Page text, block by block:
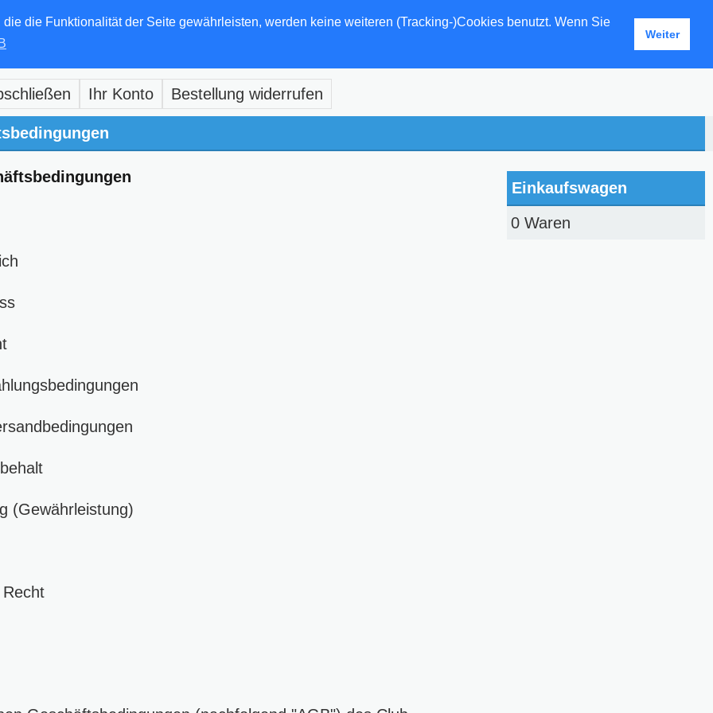
die Funktionalität der Seite gewährleisten, werden keine weiteren (Tracking-)Cookies benutzt. Wenn Sie
Weiter
Ihr Konto Bestellung widerrufen
Einkaufswagen
0 Waren